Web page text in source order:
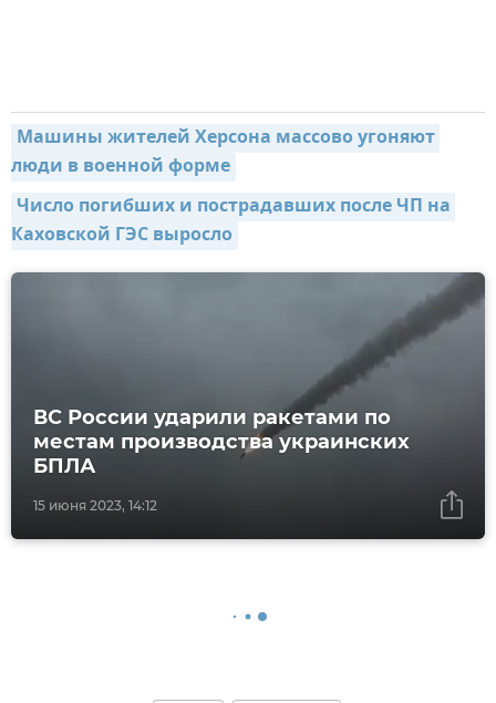
Машины жителей Херсона массово угоняют
люди в военной форме
Число погибших и пострадавших после ЧП на
Каховской ГЭС выросло
15 июня 2023, 14:12
ВС России ударили ракетами по
местам производства украинских
БПЛА